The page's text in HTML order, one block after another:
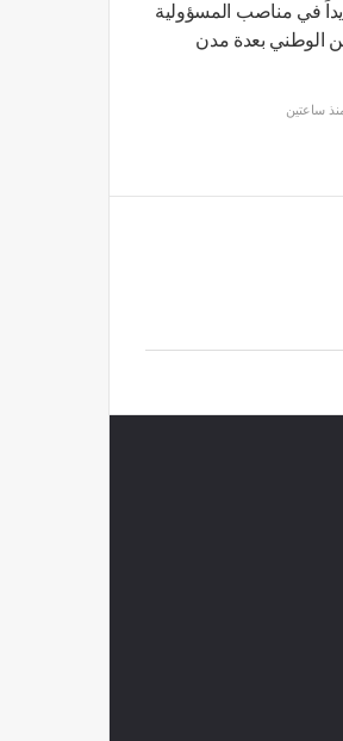
جديداً في مناصب المسؤولية
الوطني بعدة مدن
ساعتين